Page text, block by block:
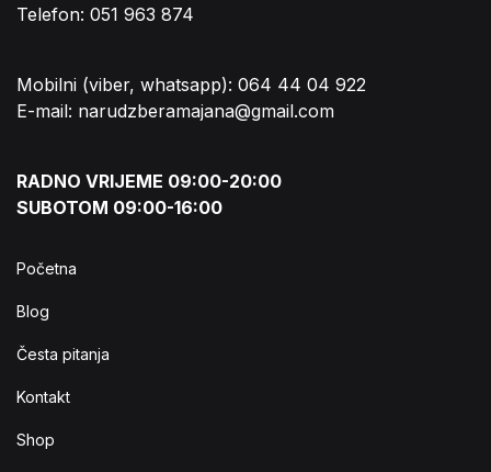
Telefon: 051 963 874
Mobilni (viber, whatsapp): 064 44 04 922
E-mail: narudzberamajana@gmail.com
RADNO VRIJEME 09:00-20:00
SUBOTOM 09:00-16:00
Početna
Blog
Česta pitanja
Kontakt
Shop